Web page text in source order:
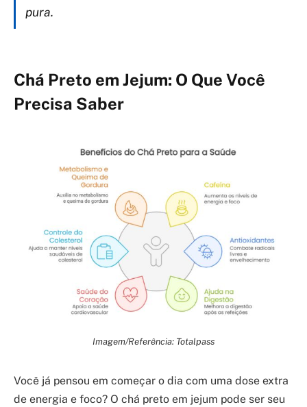
pura.
Chá Preto em Jejum: O Que Você
Precisa Saber
Imagem/Referência: Totalpass
Você já pensou em começar o dia com uma dose extra
de energia e foco? O chá preto em jejum pode ser seu